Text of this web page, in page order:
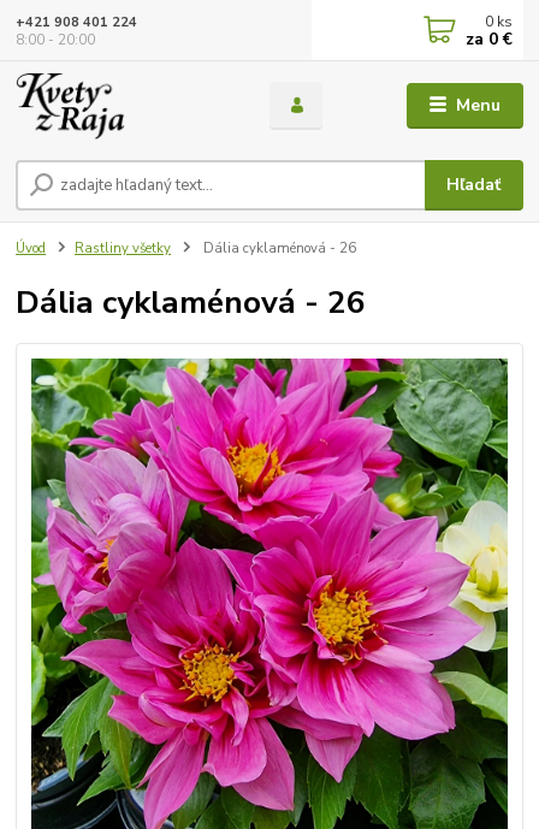
Menu
Hľadať
+421 908 401 224
8:00 - 20:00
0 ks
za 0 €
Úvod Rastliny všetky Dália cyklaménová - 26
Dália cyklaménová - 26